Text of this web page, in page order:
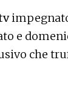
e
che